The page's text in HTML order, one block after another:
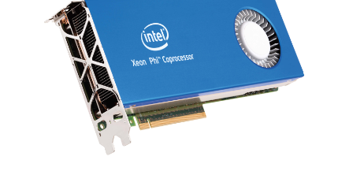
Системные программы